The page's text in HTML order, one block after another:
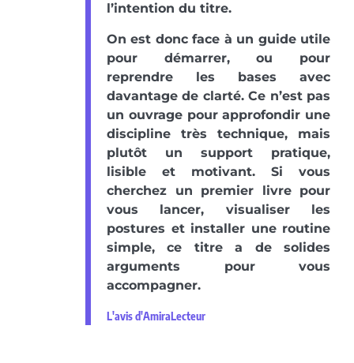
l’intention du titre.
On est donc face à un guide utile
pour démarrer, ou pour
reprendre les bases avec
davantage de clarté. Ce n’est pas
un ouvrage pour approfondir une
discipline très technique, mais
plutôt un support pratique,
lisible et motivant. Si vous
cherchez un premier livre pour
vous lancer, visualiser les
postures et installer une routine
simple, ce titre a de solides
arguments pour vous
accompagner.
L'avis d'AmiraLecteur